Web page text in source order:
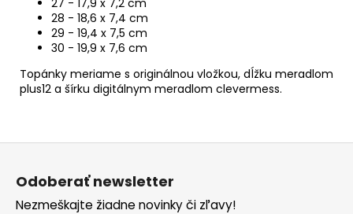
28 - 18,6 x 7,4 cm
29 - 19,4 x 7,5 cm
30 - 19,9 x 7,6 cm
Topánky meriame s originálnou vložkou, dĺžku meradlom
plus12 a šírku digitálnym meradlom clevermess.
Z
Odoberať newsletter
Nezmeškajte žiadne novinky či zľavy!